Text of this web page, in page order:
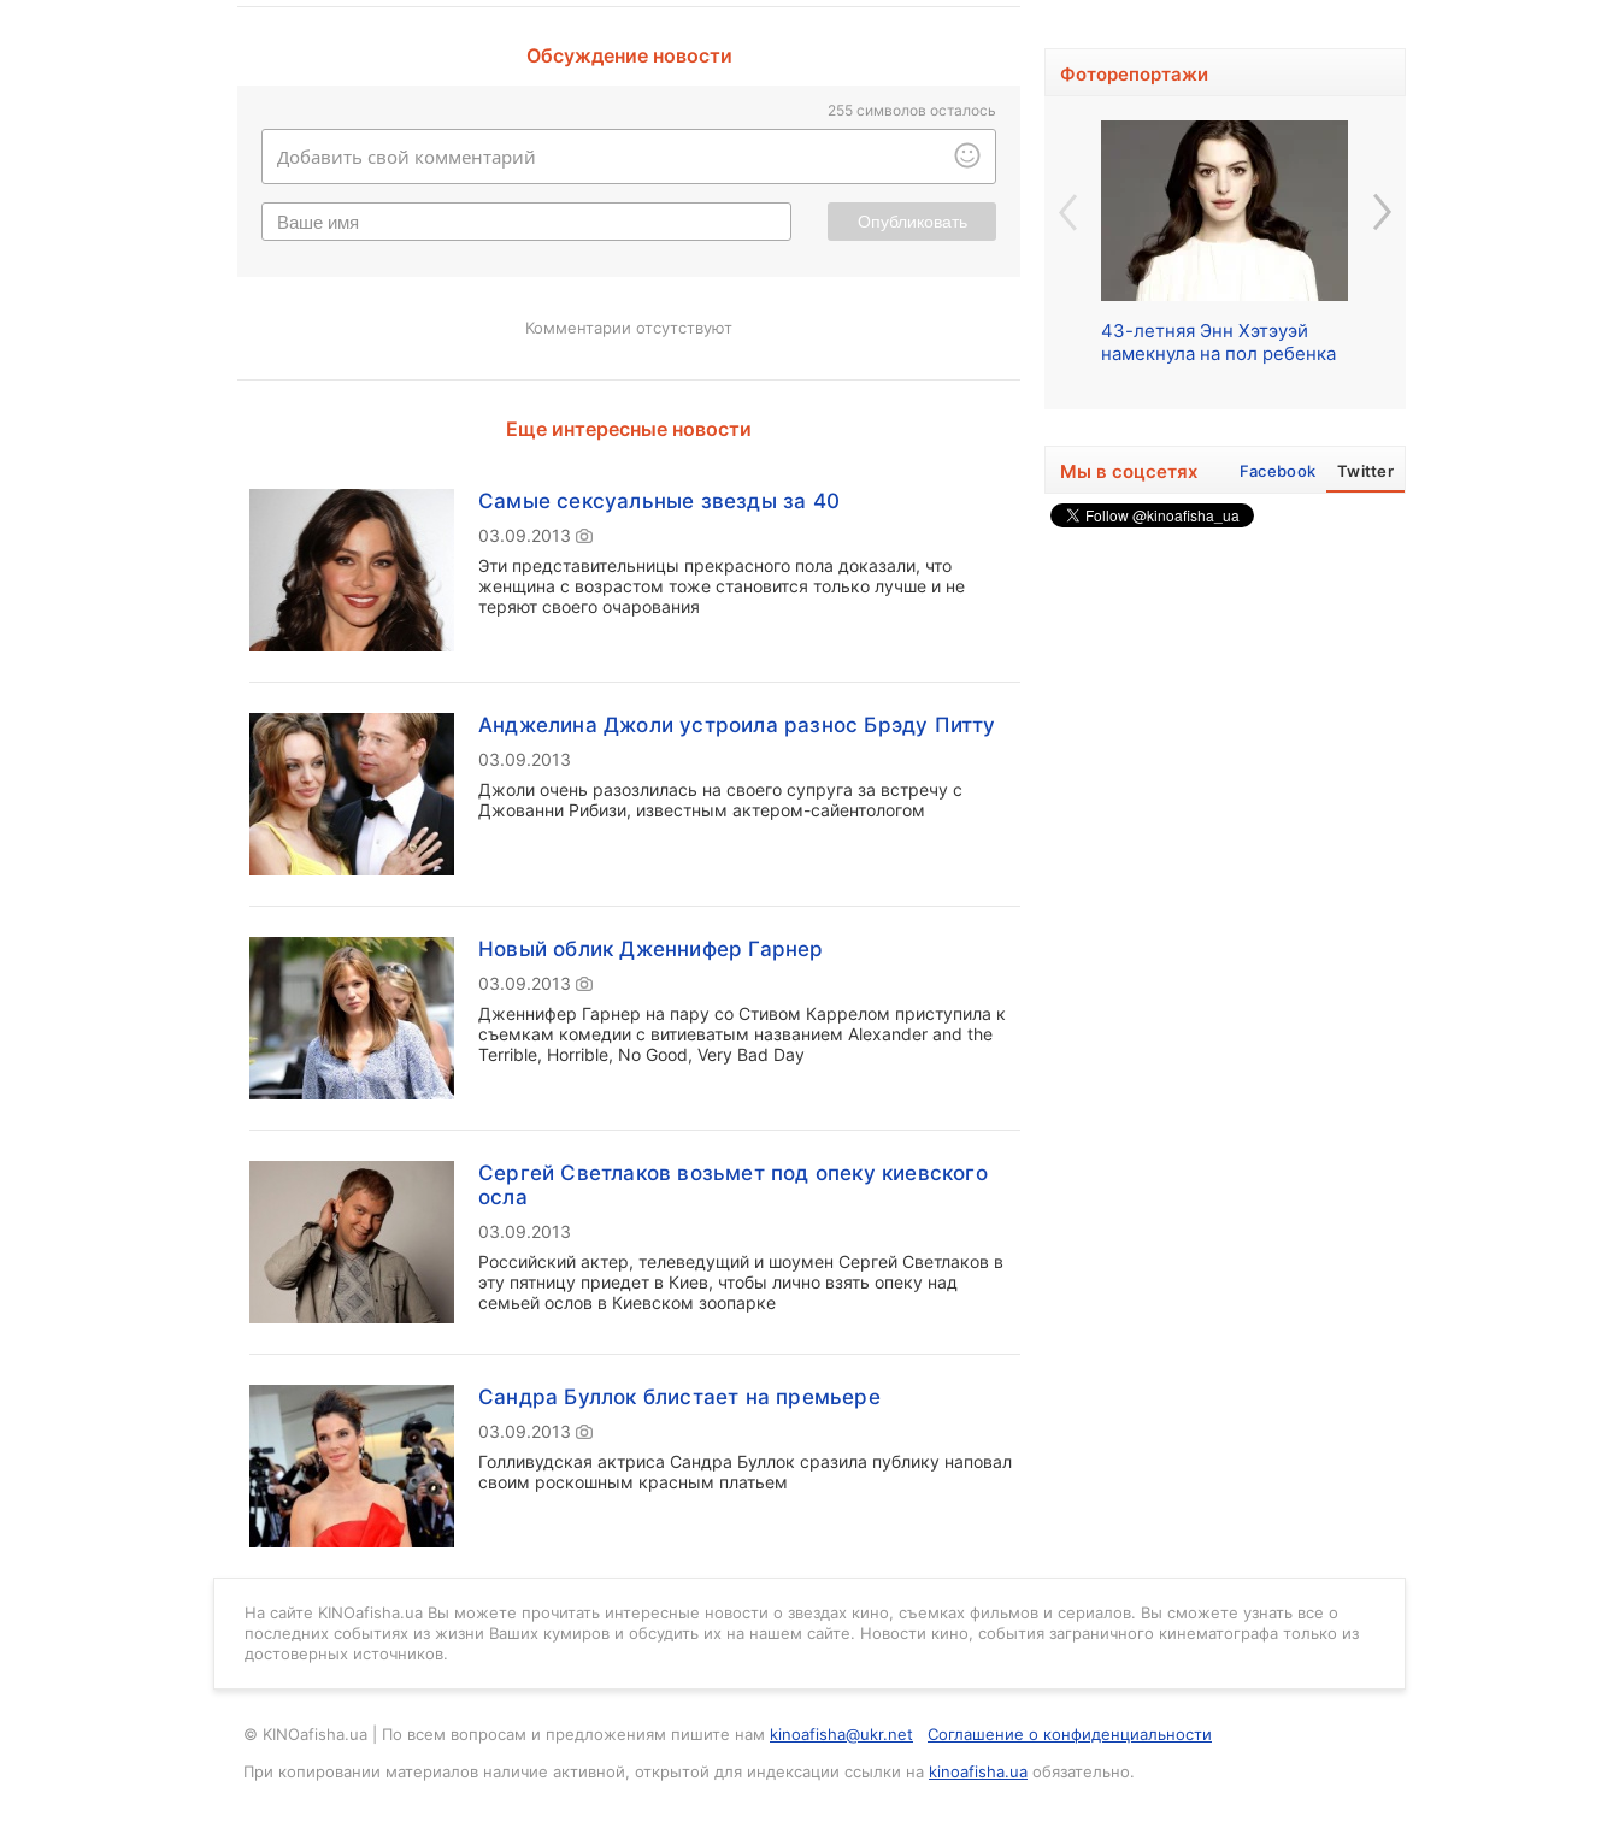
Обсуждение новости
255 символов осталось
Опубликовать
Комментарии отсутствуют
Еще интересные новости
Самые сексуальные звезды за 40
03.09.2013
Эти представительницы прекрасного пола доказали, что
женщина с возрастом тоже становится только лучше и не
теряют своего очарования
Анджелина Джоли устроила разнос Брэду Питту
03.09.2013
Джоли очень разозлилась на своего супруга за встречу с
Джованни Рибизи, известным актером-сайентологом
Новый облик Дженнифер Гарнер
03.09.2013
Дженнифер Гарнер на пару со Стивом Каррелом приступила к
съемкам комедии с витиеватым названием Alexander and the
Terrible, Horrible, No Good, Very Bad Day
Сергей Светлаков возьмет под опеку киевского
осла
03.09.2013
Российский актер, телеведущий и шоумен Сергей Светлаков в
эту пятницу приедет в Киев, чтобы лично взять опеку над
семьей ослов в Киевском зоопарке
Сандра Буллок блистает на премьере
03.09.2013
Голливудская актриса Сандра Буллок сразила публику наповал
своим роскошным красным платьем
Фоторепортажи
43-летняя Энн Хэтэуэй
намекнула на пол ребенка
Мы в соцсетях Facebook Twitter
На сайте KINOafisha.ua Вы можете прочитать интересные новости о звездах кино, съемках фильмов и сериалов. Вы сможете узнать все о
последних событиях из жизни Ваших кумиров и обсудить их на нашем сайте. Новости кино, события заграничного кинематографа только из
достоверных источников.
© KINOafisha.ua | По всем вопросам и предложениям пишите нам kinoafisha@ukr.net
Соглашение о конфиденциальности
При копировании материалов наличие активной, открытой для индексации ссылки на kinoafisha.ua обязательно.